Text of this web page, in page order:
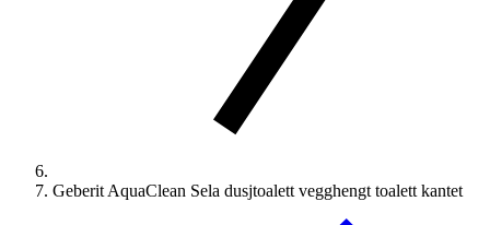
Geberit AquaClean Sela dusjtoalett vegghengt toalett kantet